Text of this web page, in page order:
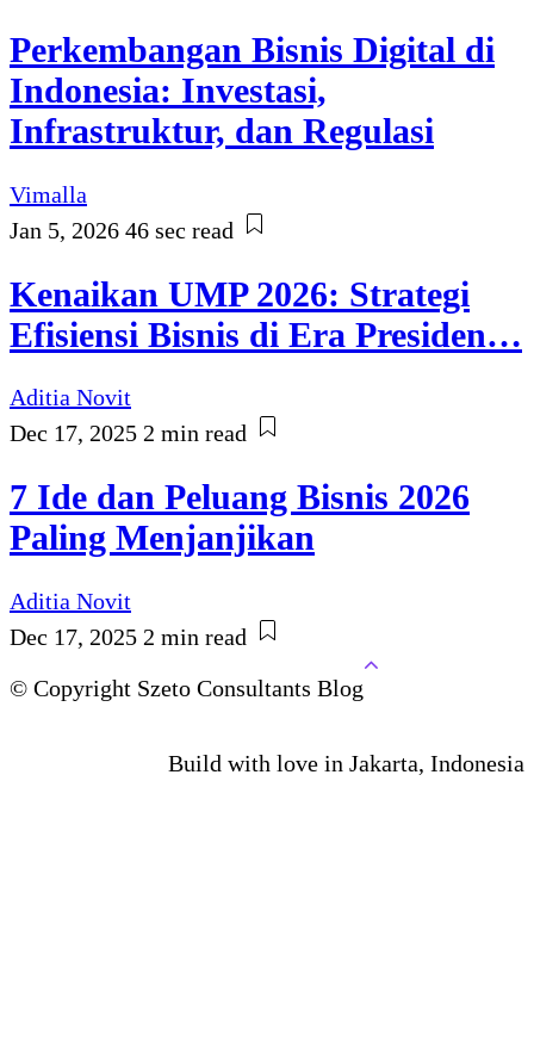
Perkembangan Bisnis Digital di
Indonesia: Investasi,
Infrastruktur, dan Regulasi
Vimalla
Jan 5, 2026 46 sec read
Kenaikan UMP 2026: Strategi
Efisiensi Bisnis di Era Presiden…
Aditia Novit
Dec 17, 2025 2 min read
7 Ide dan Peluang Bisnis 2026
Paling Menjanjikan
Aditia Novit
Dec 17, 2025 2 min read
© Copyright Szeto Consultants Blog
Build with love in Jakarta, Indonesia